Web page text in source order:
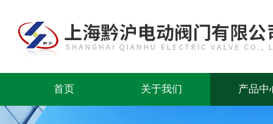
首页 关于我们 产品中